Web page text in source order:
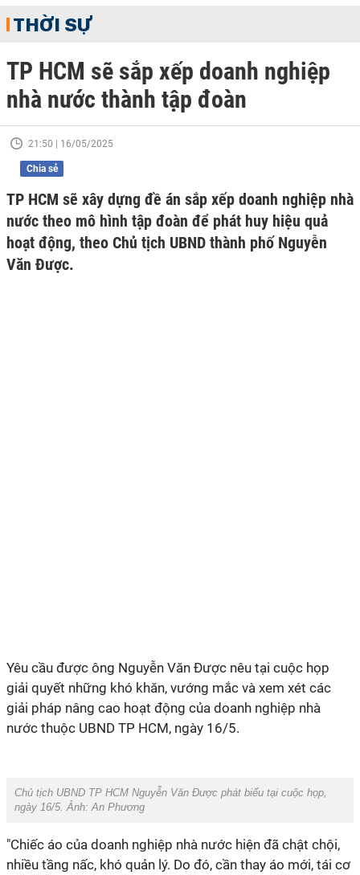
THỜI SỰ
TP HCM sẽ sắp xếp doanh nghiệp
nhà nước thành tập đoàn
21:50 | 16/05/2025
Chia sẻ
TP HCM sẽ xây dựng đề án sắp xếp doanh nghiệp nhà
nước theo mô hình tập đoàn để phát huy hiệu quả
hoạt động, theo Chủ tịch UBND thành phố Nguyễn
Văn Được.
Yêu cầu được ông Nguyễn Văn Được nêu tại cuộc họp
giải quyết những khó khăn, vướng mắc và xem xét các
giải pháp nâng cao hoạt động của doanh nghiệp nhà
nước thuộc UBND TP HCM, ngày 16/5.
Chủ tịch UBND TP HCM Nguyễn Văn Được phát biểu tại cuộc họp,
ngày 16/5. Ảnh: An Phương
"Chiếc áo của doanh nghiệp nhà nước hiện đã chật chội,
nhiều tầng nấc, khó quản lý. Do đó, cần thay áo mới, tái cơ